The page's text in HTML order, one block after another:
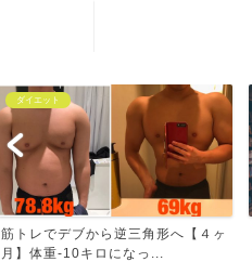
ダイエット
【山本先生推奨】101理論で筋肉を
効率よく発達させる